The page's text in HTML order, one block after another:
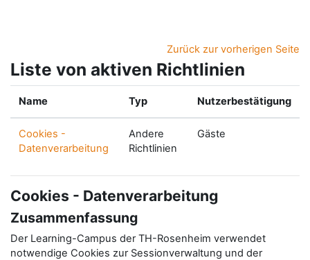
Zurück zur vorherigen Seite
Liste von aktiven Richtlinien
Name Typ Nutzerbestätigung
Cookies -
Datenverarbeitung
Andere
Richtlinien
Gäste
Cookies - Datenverarbeitung
Zusammenfassung
Der Learning-Campus der TH-Rosenheim verwendet
notwendige Cookies zur Sessionverwaltung und der